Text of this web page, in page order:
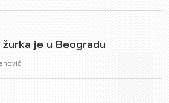
je u Beogradu